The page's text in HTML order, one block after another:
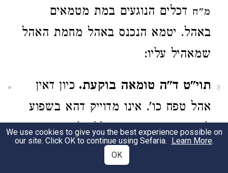
מ"ח דכלים הנוגעים במת מטמאים
באהל. יטמא הנכנס באהל מחמת האהל
שמאהיל עליו:
3 תוי"ט ד"ה טומאה בוקעת. כיון דאין
אהל טפח כו'. אינו מדוייק דהא בשפוע
לא בעינן טפח וסגי בחלל כל שהוא
כבריש מתני' דאצבע ודאי ל"ד דה"ה
We use cookies to give you the best experience possible on
our site. Click OK to continue using Sefaria. Learn More.
OK